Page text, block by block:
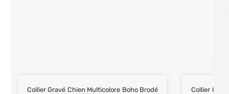
Collier Gravé Chien Multicolore Boho Brodé Collier